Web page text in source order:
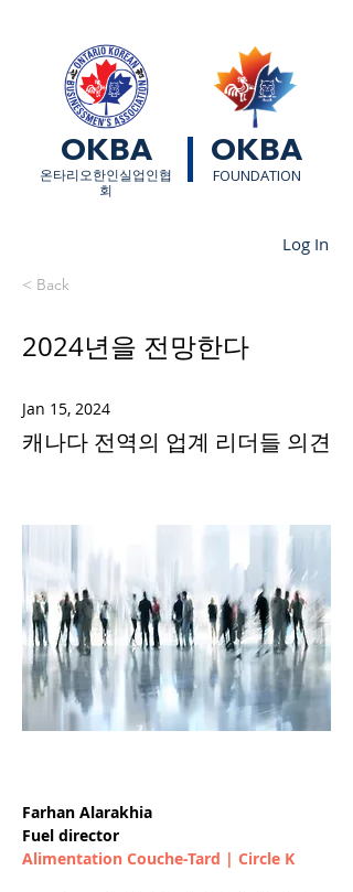
OKBA OKBA
​온타리오한인실업인협
회
FOUNDATION
Log In
< Back
2024년을 전망한다
Jan 15, 2024
캐나다 전역의 업계 리더들 의견
Farhan Alarakhia
Fuel director
Alimentation Couche-Tard | Circle K